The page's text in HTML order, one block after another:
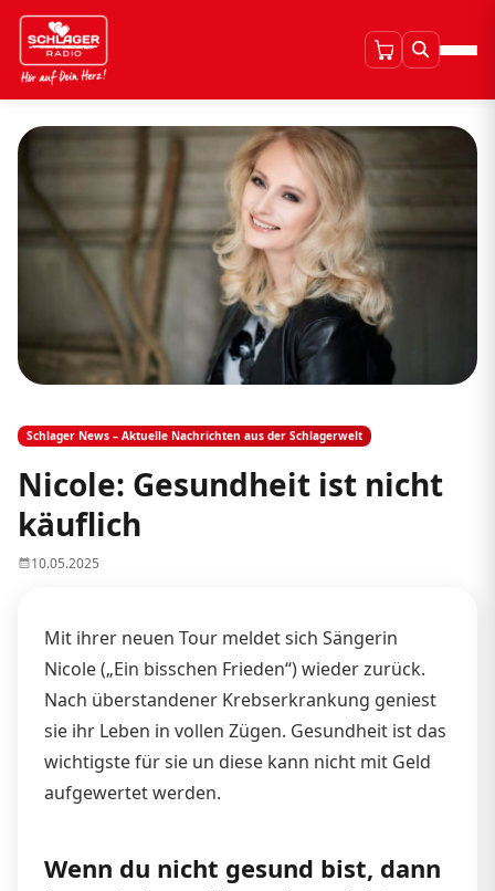
Schlager News – Aktuelle Nachrichten aus der Schlagerwelt
Nicole: Gesundheit ist nicht
käuflich
10.05.2025
Mit ihrer neuen Tour meldet sich Sängerin
Nicole („Ein bisschen Frieden“) wieder zurück.
Nach überstandener Krebserkrankung geniest
sie ihr Leben in vollen Zügen. Gesundheit ist das
wichtigste für sie un diese kann nicht mit Geld
aufgewertet werden.
Wenn du nicht gesund bist, dann